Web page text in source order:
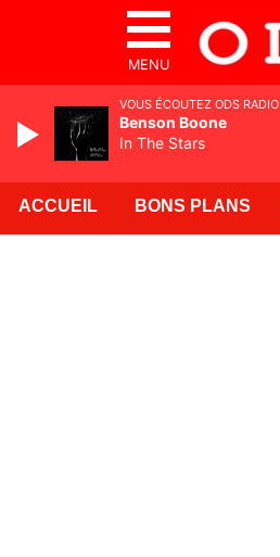
MENU
ACCUEIL BONS PLANS
VOUS ÉCOUTEZ ODS RADIO
Benson Boone
In The Stars